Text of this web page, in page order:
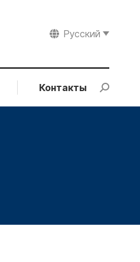
Русский
Контакты Search: